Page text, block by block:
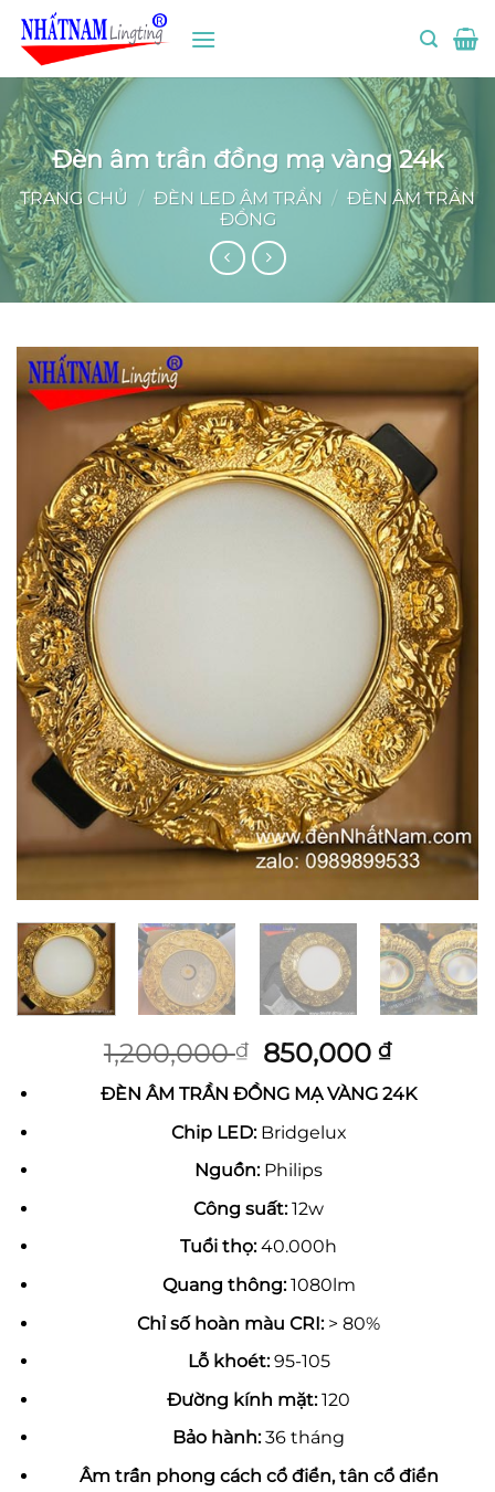
qua
dung
Đèn âm trần đồng mạ vàng 24k
TRANG CHỦ / ĐÈN LED ÂM TRẦN / ĐÈN ÂM TRẦN
ĐỒNG
1,200,000₫
Giá
gốc
là:
1,200,000 ₫.
850,000₫Giá
hiện
tại
ĐÈN ÂM TRẦN ĐỒNG MẠ VÀNG 24K
Chip LED:Bridgelux
Nguồn:Philips
Công suất:12w
Tuổi thọ:40.000h
Quang thông:1080lm
Chỉ số hoàn màu CRI:> 80%
Lỗ khoét:95-105
Đường kính mặt:120
Bảo hành:36 tháng
Âm trần phong cách cổ điển, tân cổ điển